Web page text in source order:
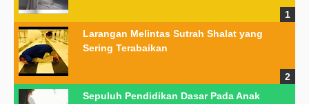
Larangan Melintas Sutrah Shalat yang
Sering Terabaikan
Sepuluh Pendidikan Dasar Pada Anak